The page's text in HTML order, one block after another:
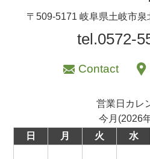
〒509-5171 岐阜県土岐市
tel.0572-
Contact
営業日カレ
今月(2026
日
月 火 水